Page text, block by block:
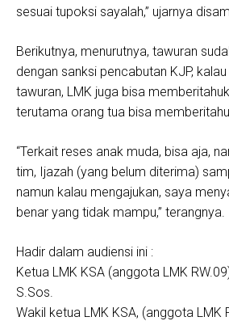
sesuai tupoksi sayalah,” ujarnya
Berikutnya, menurutnya, tawuran
dengan sanksi pencabutan KJP,
tawuran, LMK juga bisa
terutama orang tua bisa
“Terkait reses anak muda, bisa aja,
tim, Ijazah (yang belum diterima)
namun kalau mengajukan, saya
benar yang tidak mampu,” terangnya.
Hadir dalam audiensi ini :
Ketua LMK KSA (anggota LMK
S.Sos.
Wakil ketua LMK KSA, (anggota LMK